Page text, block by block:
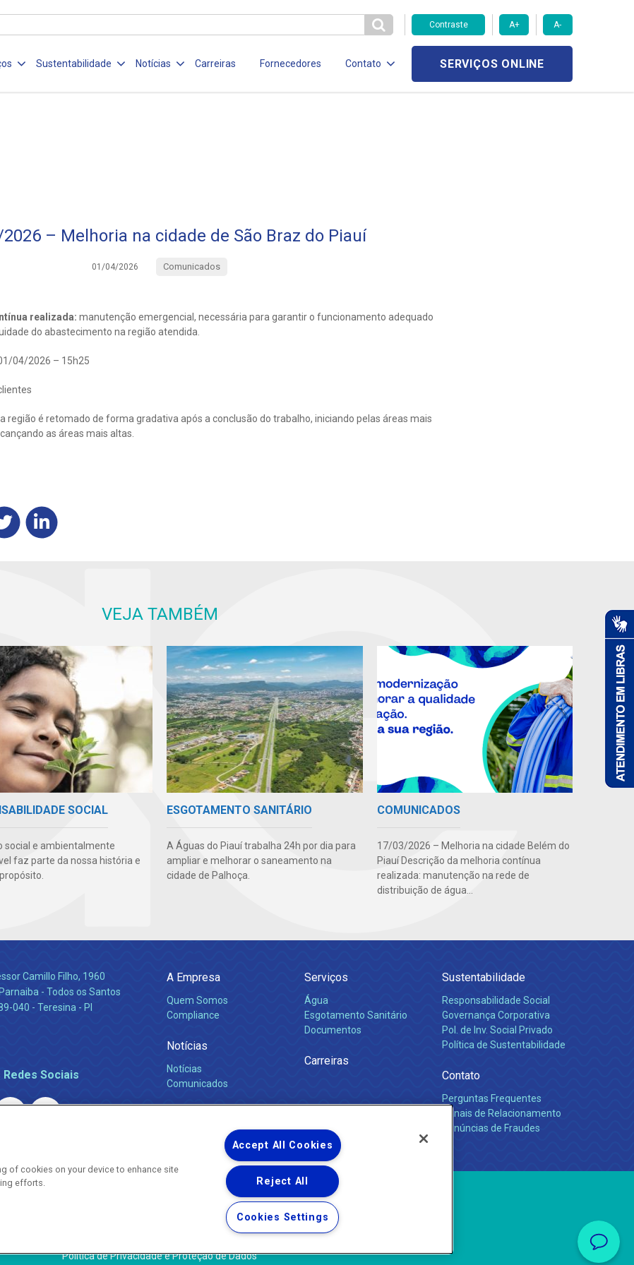
Contraste A+ A-
Sustentabilidade Notícias Carreiras Fornecedores Contato SERVIÇOS ONLINE
– Melhoria na cidade de São Braz do Piauí
01/04/2026 Comunicados
realizada: manutenção emergencial, necessária para garantir o funcionamento adequado
do abastecimento na região atendida.
04/2026 – 15h25
região é retomado de forma gradativa após a conclusão do trabalho, iniciando pelas áreas mais
as áreas mais altas.
VEJA TAMBÉM
SOCIAL
social e ambientalmente
faz parte da nossa história e
ESGOTAMENTO SANITÁRIO
A Águas do Piauí trabalha 24h por dia para
ampliar e melhorar o saneamento na
cidade de Palhoça.
COMUNICADOS
17/03/2026 – Melhoria na cidade Belém do
Piauí Descrição da melhoria contínua
realizada: manutenção na rede de
distribuição de água...
Camillo Filho, 1960
- Todos os Santos
040 - Teresina - PI
Redes Sociais
A Empresa
Quem Somos
Compliance
Notícias
Notícias
Comunicados
Serviços
Água
Esgotamento Sanitário
Documentos
Carreiras
Sustentabilidade
Responsabilidade Social
Governança Corporativa
Pol. de Inv. Social Privado
Política de Sustentabilidade
Contato
Perguntas Frequentes
Canais de Relacionamento
Denúncias de Fraudes
Copyright ® 2026 - Todos os Direitos Reservados.
Política de Privacidade e Proteção de Dados
of cookies on your device to enhance site
efforts.
Accept All Cookies
Reject All
Cookies Settings